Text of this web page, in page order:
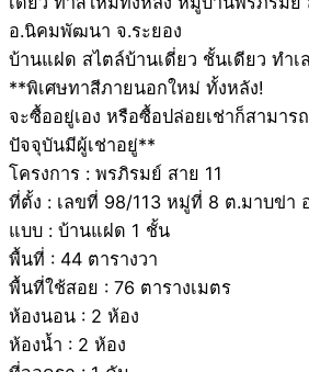
อ.นิคมพัฒนา จ.ระยอง
บ้านแฝด สไตล์บ้านเดี่ยว ชั้นเดียว ทำเ
**พิเศษทาสีภายนอกใหม่ ทั้งหลัง!
จะซื้ออยู่เอง หรือซื้อปล่อยเช่าก็สามาร
ปัจจุบันมีผู้เช่าอยู่**
โครงการ : พรภิรมย์ สาย 11
ที่ตั้ง : เลขที่ 98/113 หมู่ที่ 8 ต.มาบข่า
แบบ : บ้านแฝด 1 ชั้น
พื้นที่ : 44 ตารางวา
พื้นที่ใช้สอย : 76 ตารางเมตร
ห้องนอน : 2 ห้อง
ห้องน้ำ : 2 ห้อง